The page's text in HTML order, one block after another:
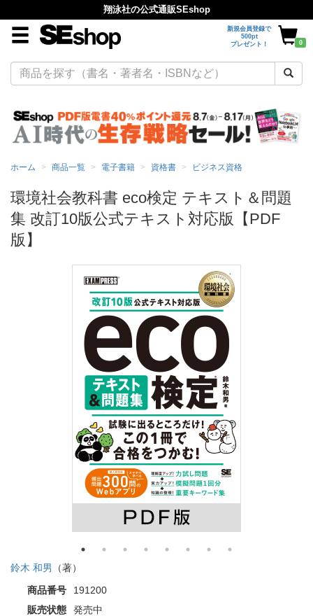
翔泳社の公式通販SEshop
新規会員登録で
500pt
プレゼント！
0
ホーム 商品一覧 電子書籍 資格書 ビジネス資格
環境社会教科書 eco検定 テキスト＆問題
集 改訂10版公式テキスト対応版【PDF
版】
鈴木 和男
（著）
商品番号
191200
販売状態
発売中